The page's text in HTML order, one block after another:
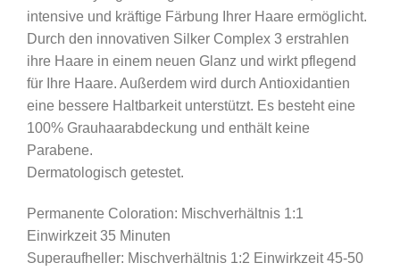
intensive und kräftige Färbung Ihrer Haare ermöglicht.
Durch den innovativen Silker Complex 3 erstrahlen
ihre Haare in einem neuen Glanz und wirkt pflegend
für Ihre Haare. Außerdem wird durch Antioxidantien
eine bessere Haltbarkeit unterstützt. Es besteht eine
100% Grauhaarabdeckung und enthält keine
Parabene.
Dermatologisch getestet.
Permanente Coloration: Mischverhältnis 1:1
Einwirkzeit 35 Minuten
Superaufheller: Mischverhältnis 1:2 Einwirkzeit 45-50